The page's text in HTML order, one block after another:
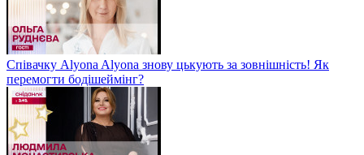
Співачку Alyona Alyona знову цькують за зовнішність! Як
перемогти бодішеймінг?